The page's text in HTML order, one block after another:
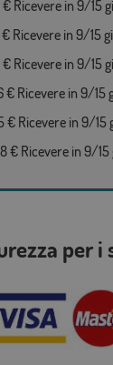
Ricevere in 9/15
Ricevere in 9/15
Ricevere in 9/15
Ricevere in 9/15
Ricevere in 9/15
€ Ricevere in 9/
per i